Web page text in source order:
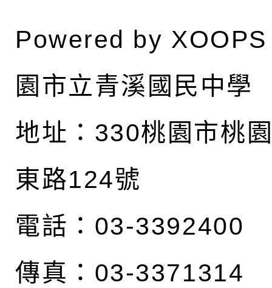
Powered by XOOPS
園市立青溪國民中學
地址： 330桃園市桃
東路124號
電話：03-3392400
傳真：03-3371314